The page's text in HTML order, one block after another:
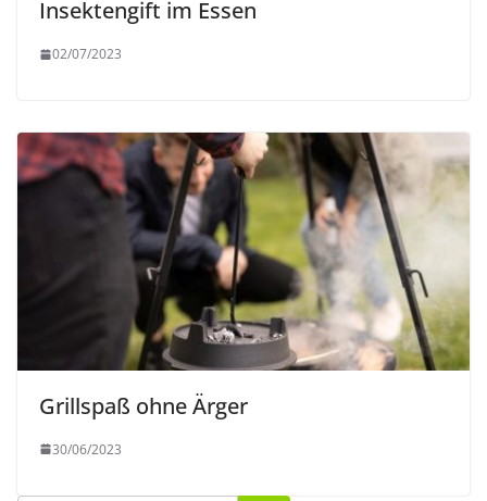
Insektengift im Essen
02/07/2023
Grillspaß ohne Ärger
30/06/2023